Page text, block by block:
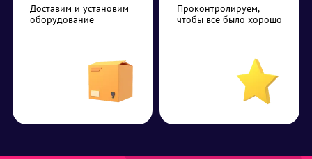
Доставим и установим
оборудование
Проконтролируем,
чтобы все было хорошо